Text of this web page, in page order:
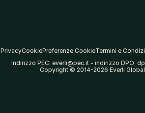
PrivacyCookiePreferenze CookieTermini e
Indirizzo PEC: everli@pec.it - indirizzo DPO:
Copyright © 2014-2026 Everli Global